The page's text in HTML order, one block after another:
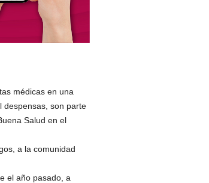
médicas en una
despensas, son parte
Salud en el
a la comunidad
el año pasado, a